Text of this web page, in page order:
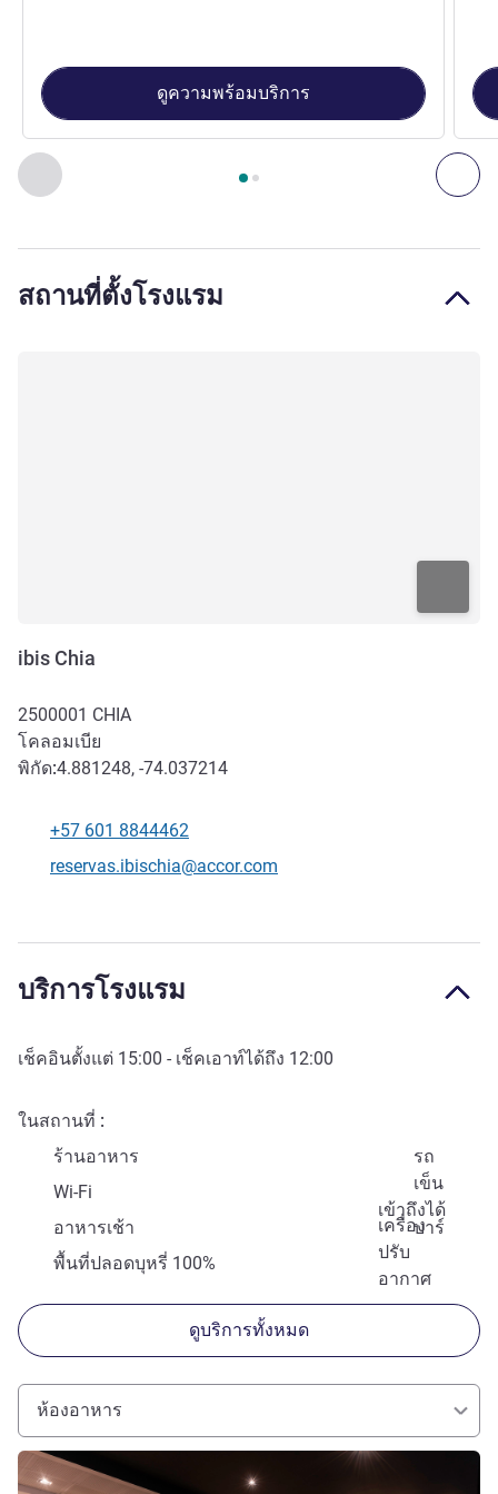
ก่อนหน้า - ห้องพัก ถั
หน้า1 , ห้องพัก 1 : Standard room with a double bed ,
ดูความพร้อมบริการ
สถานที่ตั้งโรงแรม
ibis Chia
2500001 CHIA
โคลอมเบีย
พิกัด:4.881248, -74.037214
โทรศัพท์
+57 601 8844462
อีเมลติดต่อ
reservas.ibischia@accor.com
บริการโรงแรม
เช็คอินตั้งแต่ 15:00 - เช็คเอาท์ได้ถึง 12:00
ในสถานที่
ร้านอาหาร
รถ
เข็น
เข้าถึงได้
Wi-Fi
เครื่อง
ปรับ
อากาศ
อาหารเช้า
บาร์
พื้นที่ปลอดบุหรี่ 100%
ดูบริการทั้งหมด
ห้องอาหาร
ดูรายละเอียด